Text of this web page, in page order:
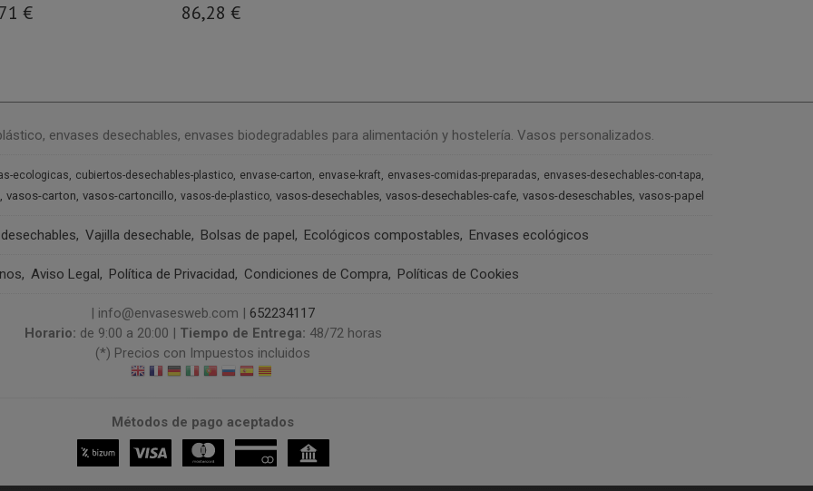
€ 86,28 €
envases desechables, envases biodegradables para alimentación y hostelería. Vasos personalizados.
ecologicas cubiertos-desechables-plastico envase-carton envase-kraft envases-comidas-preparadas
envases-desechables-con-tapa
vasos-carton vasos-cartoncillo vasos-de-plastico vasos-desechables vasos-desechables-cafe vasos-deseschables vasos-papel
Vajilla desechable Bolsas de papel Ecológicos compostables Envases ecológicos
Aviso Legal Política de Privacidad Condiciones de Compra Políticas de Cookies
| info@envasesweb.com |652234117
Horario: de 9:00 a 20:00 | Tiempo de Entrega: 48/72 horas
(*) Precios con Impuestos incluidos
Métodos de pago aceptados